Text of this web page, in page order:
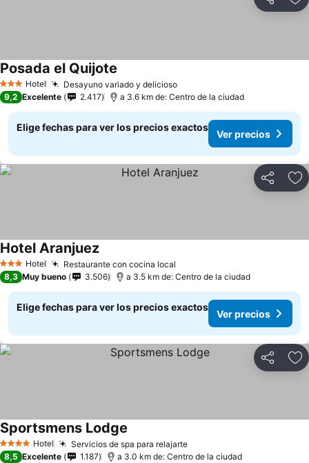
Compartir
3 Estrellas
Hotel Desayuno variado y delicioso
Posada el Quijote
9,2 Excelente 2.417 a 3.6 km de: Centro de la ciudad
Elige fechas para ver los precios exactos
Ver precios
Compartir
3 Estrellas
Hotel Restaurante con cocina local
Hotel Aranjuez
8,3 Muy bueno 3.506 a 3.5 km de: Centro de la ciudad
Elige fechas para ver los precios exactos
Ver precios
Compartir
4 EstrellasHotel Servicios de spa para relajarte
Sportsmens Lodge
8,5 Excelente 1.187 a 3.0 km de: Centro de la ciudad